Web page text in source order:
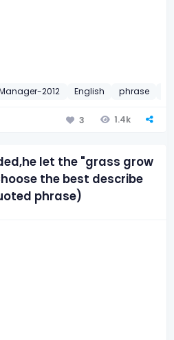
2012 English phrase
3 1.4k
let the "grass grow
the best describe
phrase)